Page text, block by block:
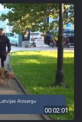
00:02:01